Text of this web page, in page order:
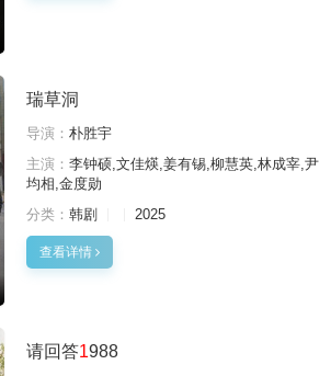
瑞草洞
导演： 朴胜宇
主演： 李钟硕,文佳煐,姜有锡,柳慧英,林成宰,尹
均相,金度勋
分类： 韩剧 2025
查看详情
请回答1988